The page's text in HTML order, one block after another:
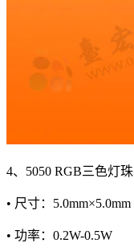
4、5050 RGB三色灯珠
• 尺寸：5.0mm×5.0mm
• 功率：0.2W-0.5W